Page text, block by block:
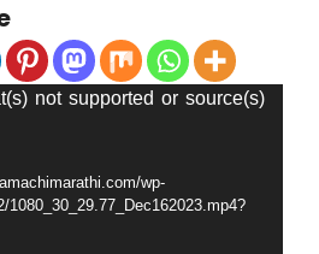
not supported or source(s)
wp-
1080_30_29.77_Dec162023.mp4?